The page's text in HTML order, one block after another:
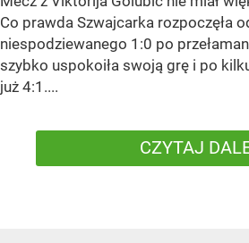
Co prawda Szwajcarka rozpoczęła
niespodziewanego 1:0 po
szybko uspokoiła swoją grę i po
już 4:1....
CZYTAJ